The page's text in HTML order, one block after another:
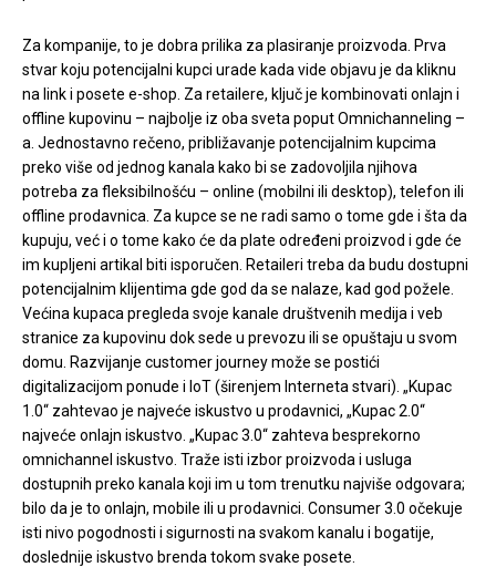
Za kompanije, to je dobra prilika za plasiranje proizvoda. Prva
stvar koju potencijalni kupci urade kada vide objavu je da kliknu
na link i posete e-shop. Za retailere, ključ je kombinovati onlajn i
offline kupovinu – najbolje iz oba sveta poput Omnichanneling –
a. Jednostavno rečeno, približavanje potencijalnim kupcima
preko više od jednog kanala kako bi se zadovoljila njihova
potreba za fleksibilnošću – online (mobilni ili desktop), telefon ili
offline prodavnica. Za kupce se ne radi samo o tome gde i šta da
kupuju, već i o tome kako će da plate određeni proizvod i gde će
im kupljeni artikal biti isporučen. Retaileri treba da budu dostupni
potencijalnim klijentima gde god da se nalaze, kad god požele.
Većina kupaca pregleda svoje kanale društvenih medija i veb
stranice za kupovinu dok sede u prevozu ili se opuštaju u svom
domu. Razvijanje customer journey može se postići
digitalizacijom ponude i IoT (širenjem Interneta stvari). „Kupac
1.0“ zahtevao je najveće iskustvo u prodavnici, „Kupac 2.0“
najveće onlajn iskustvo. „Kupac 3.0“ zahteva besprekorno
omnichannel iskustvo. Traže isti izbor proizvoda i usluga
dostupnih preko kanala koji im u tom trenutku najviše odgovara;
bilo da je to onlajn, mobile ili u prodavnici. Consumer 3.0 očekuje
isti nivo pogodnosti i sigurnosti na svakom kanalu i bogatije,
doslednije iskustvo brenda tokom svake posete.